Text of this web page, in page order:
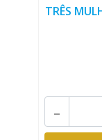
TRÊS
-